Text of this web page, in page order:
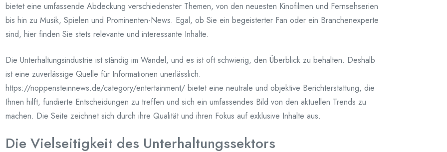
bietet eine umfassende Abdeckung verschiedenster Themen, von den neuesten Kinofilmen und Fernsehserien
bis hin zu Musik, Spielen und Prominenten-News. Egal, ob Sie ein begeisterter Fan oder ein Branchenexperte
sind, hier finden Sie stets relevante und interessante Inhalte.
Die Unterhaltungsindustrie ist ständig im Wandel, und es ist oft schwierig, den Überblick zu behalten. Deshalb
ist eine zuverlässige Quelle für Informationen unerlässlich.
https://noppensteinnews.de/category/entertainment/ bietet eine neutrale und objektive Berichterstattung, die
Ihnen hilft, fundierte Entscheidungen zu treffen und sich ein umfassendes Bild von den aktuellen Trends zu
machen. Die Seite zeichnet sich durch ihre Qualität und ihren Fokus auf exklusive Inhalte aus.
Die Vielseitigkeit des Unterhaltungssektors